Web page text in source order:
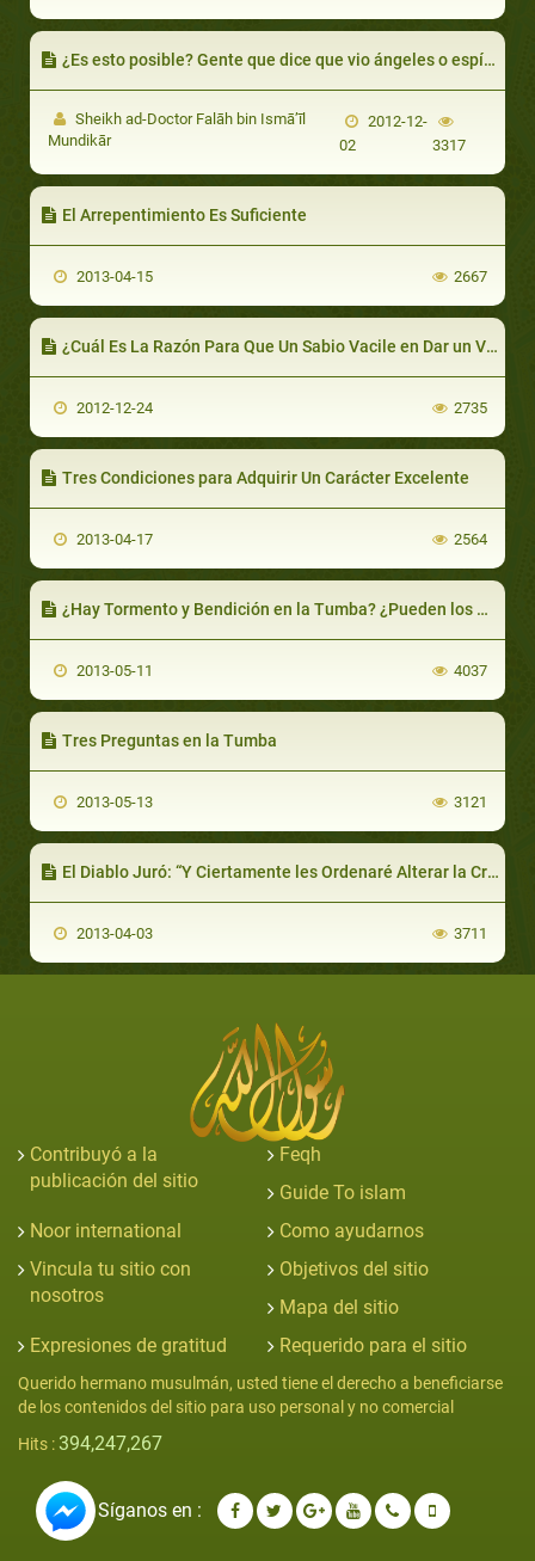
¿Es esto posible? Gente que dice que vio ángeles o espíritus
Sheikh ad-Doctor Falāh bin Ismā’īl
Mundikār
2012-12-
02
3317
El Arrepentimiento Es Suficiente
2013-04-15 2667
¿Cuál Es La Razón Para Que Un Sabio Vacile en Dar un Veredicto Legal?
2012-12-24 2735
Tres Condiciones para Adquirir Un Carácter Excelente
2013-04-17 2564
¿Hay Tormento y Bendición en la Tumba? ¿Pueden los Muertos Oír?
2013-05-11 4037
Tres Preguntas en la Tumba
2013-05-13 3121
El Diablo Juró: “Y Ciertamente les Ordenaré Alterar la Creación de Allah.”
2013-04-03 3711
Contribuyó a la
publicación del sitio
Feqh
Guide To islam
Noor international
Como ayudarnos
Vincula tu sitio con
nosotros
Objetivos del sitio
Mapa del sitio
Expresiones de gratitud
Requerido para el sitio
Querido hermano musulmán, usted tiene el derecho a beneficiarse
de los contenidos del sitio para uso personal y no comercial
Hits : 394,247,267
Síganos en :